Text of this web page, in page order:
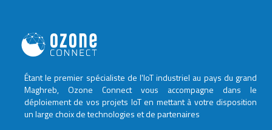
Étant le premier spécialiste de l'IoT industriel au pays du grand
Maghreb, Ozone Connect vous accompagne dans le
déploiement de vos projets IoT en mettant à votre disposition
un large choix de technologies et de partenaires